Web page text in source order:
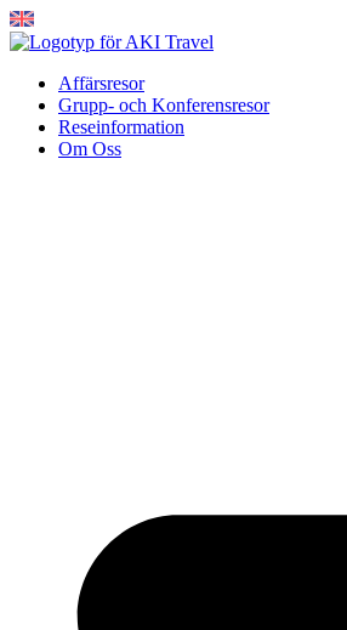
Hoppa
till
Affärsresor
Grupp- och Konferensresor
Reseinformation
Om Oss